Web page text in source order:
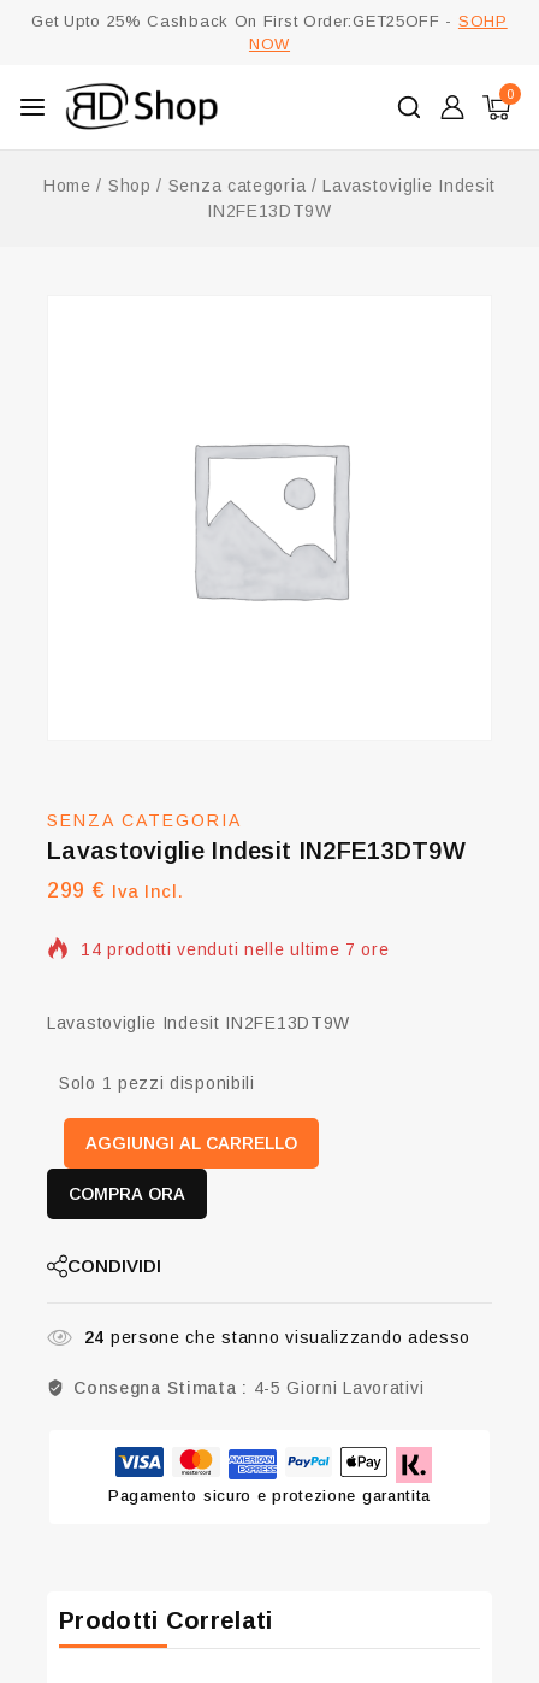
Get Upto 25% Cashback On First Order:GET25OFF - SOHP
NOW
0
Home / Shop / Senza categoria / Lavastoviglie Indesit
IN2FE13DT9W
SENZA CATEGORIA
Lavastoviglie Indesit IN2FE13DT9W
299 € Iva Incl.
14 prodotti venduti nelle ultime 7 ore
articolo nel carrello
Lavastoviglie Indesit IN2FE13DT9W
Solo 1 pezzi disponibili
AGGIUNGI AL CARRELLO
COMPRA ORA
CONDIVIDI
24 persone che stanno visualizzando adesso
Consegna Stimata : 4-5 Giorni Lavorativi
Pagamento sicuro e protezione garantita
Prodotti Correlati